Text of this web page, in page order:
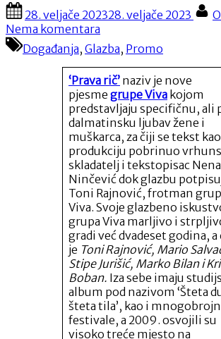
Posted
on
28. veljače 202328. veljače 2023
Nema komentara
‘Prava
rič’
–
Grupa
Viva
u
novom
singlu
otkrila
čarobnu
riječ
za
pravu
ljubav
!
Događanja, Glazba, Promo
‘Prava rič’ naziv je nove
pjesme grupe Viva kojom
predstavljaju specifičnu, ali
dalmatinsku ljubav žene i
muškarca, za čiji se tekst
produkciju pobrinuo
skladatelj i tekstopisac
Ninčević dok glazbu
Toni Rajnović, frotman
Viva. Svoje glazbeno
grupa Viva marljivo i
gradi već dvadeset godina, a
je Toni Rajnović, Mario
Stipe Jurišić, Marko Bilan i
Boban. Iza sebe imaju
album pod nazivom ‘Šteta
šteta tila’, kao i
festivale, a 2009. osvojili su
visoko treće mjesto na